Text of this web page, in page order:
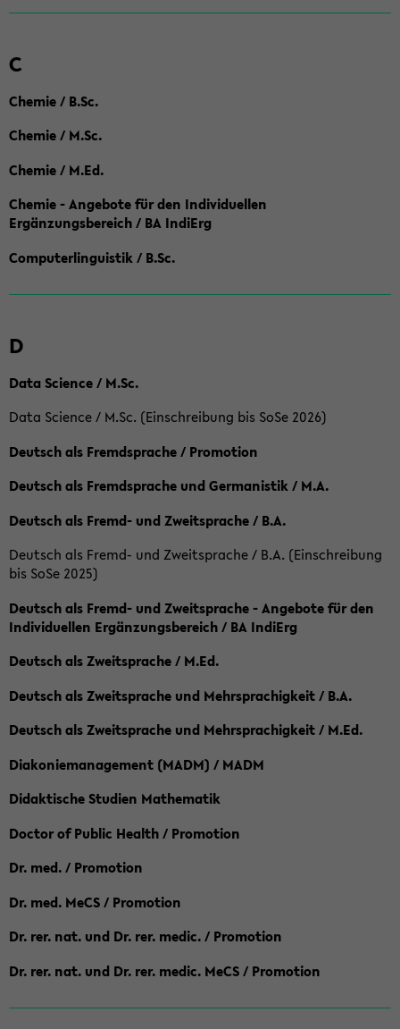
C
Chemie / B.Sc.
Chemie / M.Sc.
Chemie / M.Ed.
Chemie - Angebote für den Individuellen
Ergänzungsbereich / BA IndiErg
Computerlinguistik / B.Sc.
D
Data Science / M.Sc.
Data Science / M.Sc. (Einschreibung bis SoSe 2026)
Deutsch als Fremdsprache / Promotion
Deutsch als Fremdsprache und Germanistik / M.A.
Deutsch als Fremd- und Zweitsprache / B.A.
Deutsch als Fremd- und Zweitsprache / B.A. (Einschreibung
bis SoSe 2025)
Deutsch als Fremd- und Zweitsprache - Angebote für den
Individuellen Ergänzungsbereich / BA IndiErg
Deutsch als Zweitsprache / M.Ed.
Deutsch als Zweitsprache und Mehrsprachigkeit / B.A.
Deutsch als Zweitsprache und Mehrsprachigkeit / M.Ed.
Diakoniemanagement (MADM) / MADM
Didaktische Studien Mathematik
Doctor of Public Health / Promotion
Dr. med. / Promotion
Dr. med. MeCS / Promotion
Dr. rer. nat. und Dr. rer. medic. / Promotion
Dr. rer. nat. und Dr. rer. medic. MeCS / Promotion